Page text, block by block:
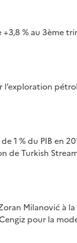
% au 3ème
l’exploration
1 % du PIB en
de Turkish
Milanović à
pour la